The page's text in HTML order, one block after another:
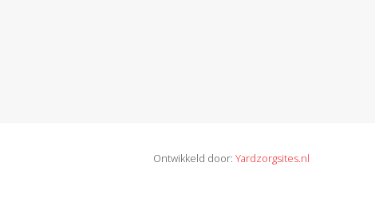
Ontwikkeld door: Yardzorgsites.nl